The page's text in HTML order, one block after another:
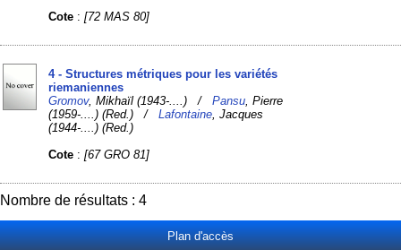
Cote :[72 MAS 80]
4 - Structures métriques pour les variétés
riemaniennes
Gromov, Mikhaïl (1943-....) /Pansu , Pierre
(1959-....) (Red.) /Lafontaine , Jacques
(1944-....) (Red.)
Cote :[67 GRO 81]
Nombre de résultats : 4
Plan d'accès